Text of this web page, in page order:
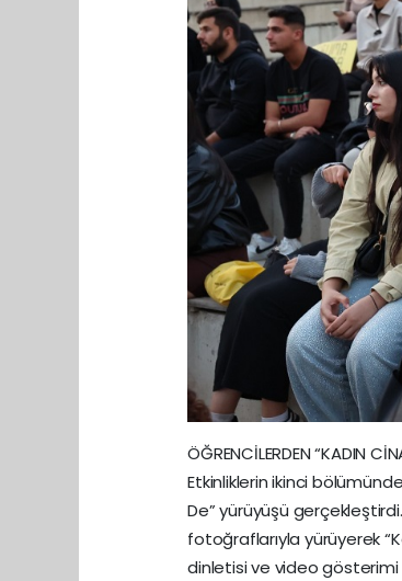
ÖĞRENCİLERDEN “KADIN
Etkinliklerin ikinci
De” yürüyüşü
fotoğraflarıyla yürüyerek
dinletisi ve video gösterimi